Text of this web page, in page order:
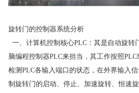
旋转门的控制器系统分析
一、计算机控制核心PLC：其是自动旋转
脑编程控制器PLC来担当，其工作按照
检测PLC各输入端口的状态，在外界输入
制旋转门的启动、停止、加速旋转、恒速